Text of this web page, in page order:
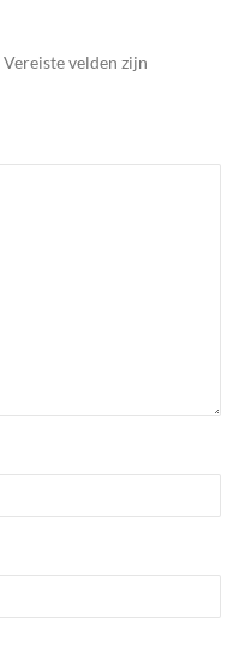
Vereiste velden zijn